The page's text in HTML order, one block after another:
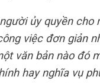
ủy quyền cho
việc đơn giản
văn bản nào đó
hay nghĩa vụ